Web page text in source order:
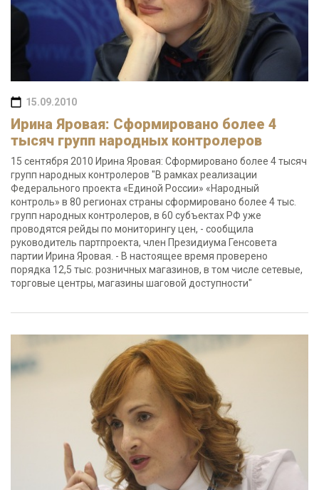
15.09.2010
Ирина Яровая: Сформировано более 4
тысяч групп народных контролеров
15 сентября 2010 Ирина Яровая: Сформировано более 4 тысяч
групп народных контролеров "В рамках реализации
Федерального проекта «Единой России» «Народный
контроль» в 80 регионах страны сформировано более 4 тыс.
групп народных контролеров, в 60 субъектах РФ уже
проводятся рейды по мониторингу цен, - сообщила
руководитель партпроекта, член Президиума Генсовета
партии Ирина Яровая. - В настоящее время проверено
порядка 12,5 тыс. розничных магазинов, в том числе сетевые,
торговые центры, магазины шаговой доступности"